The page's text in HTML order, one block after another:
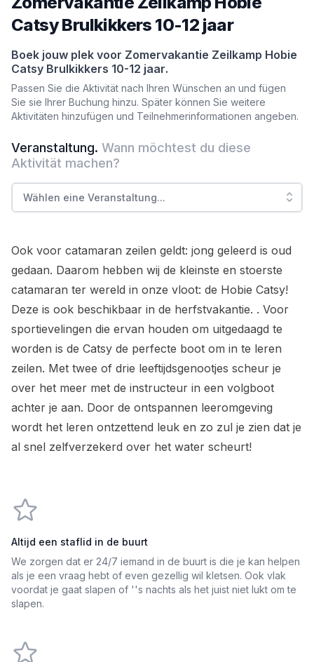
Catsy Brulkikkers 10-12 jaar
Boek jouw plek voor Zomervakantie Zeilkamp Hobie
Catsy Brulkikkers 10-12 jaar.
Passen Sie die Aktivität nach Ihren Wünschen an und fügen
Sie sie Ihrer Buchung hinzu. Später können Sie weitere
Aktivitäten hinzufügen und Teilnehmerinformationen angeben.
Veranstaltung. Wann möchtest du diese
Aktivität machen?
Wählen eine Veranstaltung...
Ook voor catamaran zeilen geldt: jong geleerd is oud
gedaan. Daarom hebben wij de kleinste en stoerste
catamaran ter wereld in onze vloot: de Hobie Catsy!
Deze is ook beschikbaar in de herfstvakantie. . Voor
sportievelingen die ervan houden om uitgedaagd te
worden is de Catsy de perfecte boot om in te leren
zeilen. Met twee of drie leeftijdsgenootjes scheur je
over het meer met de instructeur in een volgboot
achter je aan. Door de ontspannen leeromgeving
wordt het leren ontzettend leuk en zo zul je zien dat je
al snel zelfverzekerd over het water scheurt!
Altijd een staflid in de buurt
We zorgen dat er 24/7 iemand in de buurt is die je kan helpen
als je een vraag hebt of even gezellig wil kletsen. Ook vlak
voordat je gaat slapen of ''s nachts als het juist niet lukt om te
slapen.